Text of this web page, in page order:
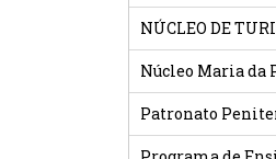
NÚCLEO DE
Núcleo Maria da
Patronato